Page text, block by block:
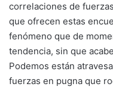
correlaciones de
que ofrecen estas
fenómeno que de
tendencia, sin que
Podemos están
fuerzas en pugna que